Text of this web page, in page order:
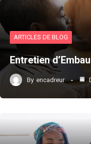
ARTICLES DE BLOG
Entretien
By encadreur